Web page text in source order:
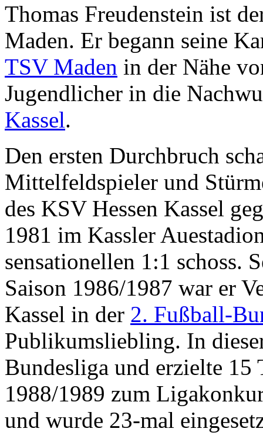
Thomas Freudenstein ist
Maden. Er begann seine
TSV Maden in der Nähe
Jugendlicher in die
Kassel.
Den ersten Durchbruch
Mittelfeldspieler und
des KSV Hessen Kassel
1981 im Kassler
sensationellen 1:1 schoss.
Saison 1986/1987 war er
Kassel in der 2. Fußball-
Publikumsliebling. In
Bundesliga und erzielte 15
1988/1989 zum
und wurde 23-mal